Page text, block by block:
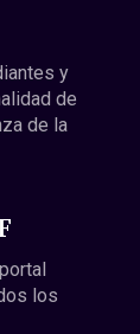
y
de
de la
los